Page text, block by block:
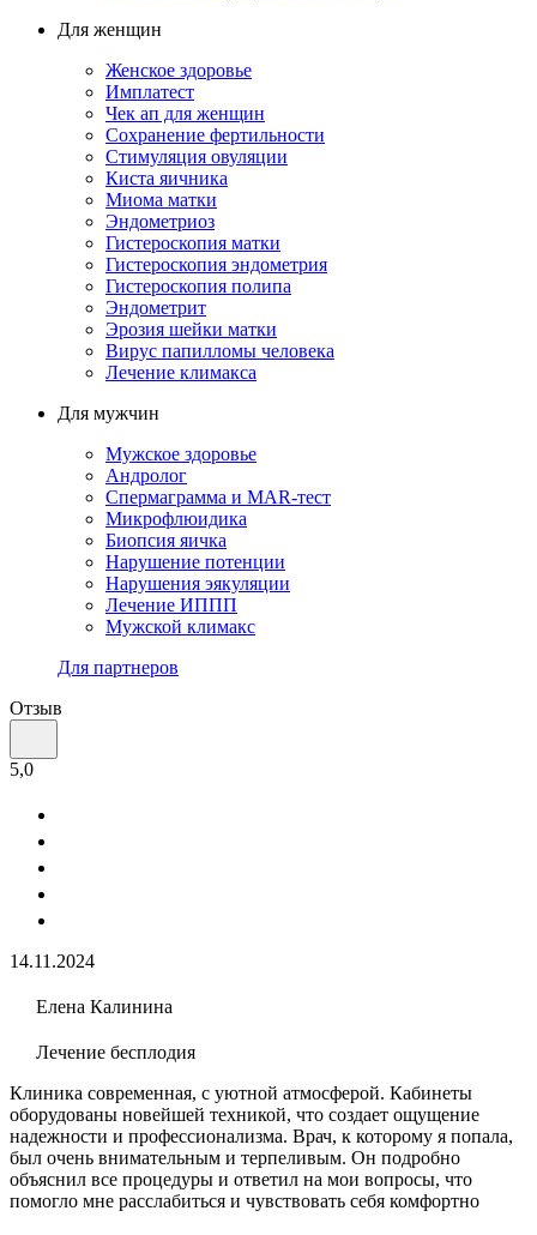
Для женщин
Женское здоровье
Имплатест
Чек ап для женщин
Сохранение фертильности
Стимуляция овуляции
Киста яичника
Миома матки
Эндометриоз
Гистероскопия матки
Гистероскопия эндометрия
Гистероскопия полипа
Эндометрит
Эрозия шейки матки
Вирус папилломы человека
Лечение климакса
Для мужчин
Мужское здоровье
Андролог
Спермаграмма и МАR-тест
Микрофлюидика
Биопсия яичка
Нарушение потенции
Нарушения эякуляции
Лечение ИППП
Мужской климакс
Для партнеров
Отзыв
5,0
14.11.2024
Елена Калинина
Лечение бесплодия
Клиника современная, с уютной атмосферой. Кабинеты
оборудованы новейшей техникой, что создает ощущение
надежности и профессионализма. Врач, к которому я попала,
был очень внимательным и терпеливым. Он подробно
объяснил все процедуры и ответил на мои вопросы, что
помогло мне расслабиться и чувствовать себя комфортно